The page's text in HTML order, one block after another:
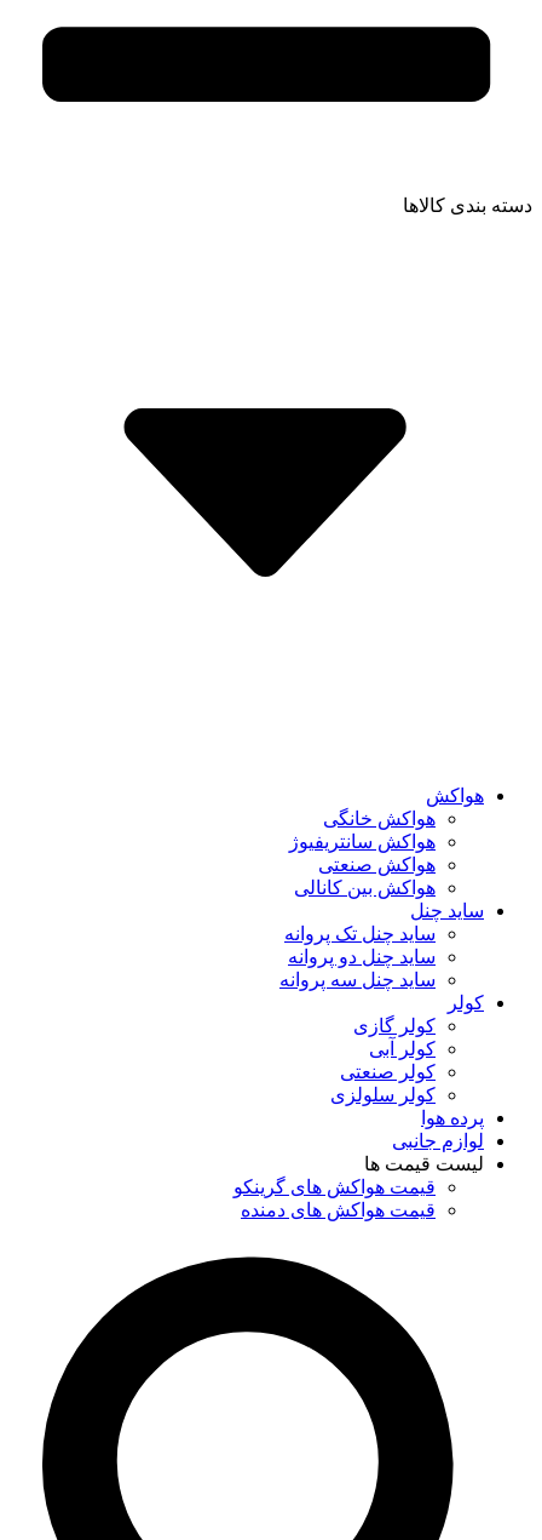
دسته بندی کالاها
هواکش
هواکش خانگی
هواکش سانتریفیوژ
هواکش صنعتی
هواکش بین کانالی
ساید چنل
ساید چنل تک پروانه
ساید چنل دو پروانه
ساید چنل سه پروانه
کولر
کولر گازی
کولر آبی
کولر صنعتی
کولر سلولزی
پرده هوا
لوازم جانبی
لیست قیمت ها
قیمت هواکش های گرینکو
قیمت هواکش های دمنده